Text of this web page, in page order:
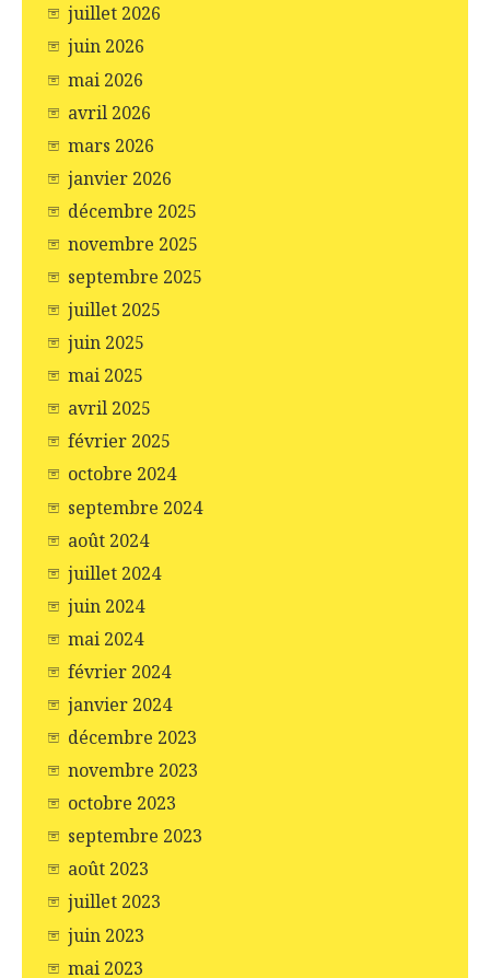
juillet 2026
juin 2026
mai 2026
avril 2026
mars 2026
janvier 2026
décembre 2025
novembre 2025
septembre 2025
juillet 2025
juin 2025
mai 2025
avril 2025
février 2025
octobre 2024
septembre 2024
août 2024
juillet 2024
juin 2024
mai 2024
février 2024
janvier 2024
décembre 2023
novembre 2023
octobre 2023
septembre 2023
août 2023
juillet 2023
juin 2023
mai 2023